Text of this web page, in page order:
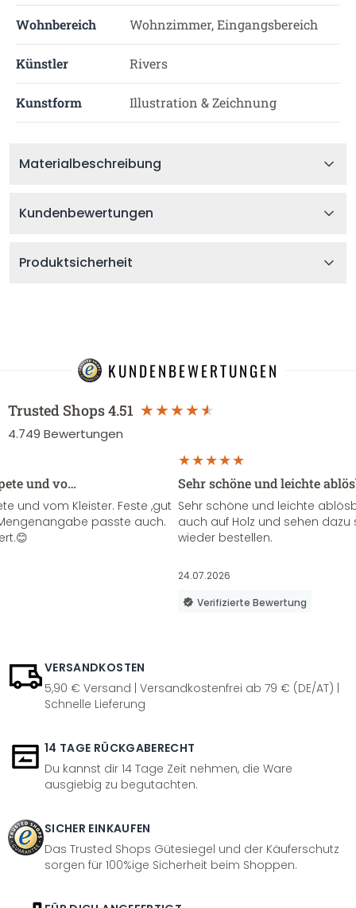
Wohnbereich Wohnzimmer, Eingangsbereich
Künstler Rivers
Kunstform Illustration & Zeichnung
Materialbeschreibung
Kundenbewertungen
Produktsicherheit
KUNDENBEWERTUNGEN
Trusted Shops4.51
4.749 Bewertungen
und vo…
und vom Kleister. Feste ,gut
passte auch.
Sehr schöne und leichte
Sehr schöne und leichte
auch auf Holz und sehen
wieder bestellen.
24.07.2026
Verifizierte Bewertung
VERSANDKOSTEN
5,90 € Versand | Versandkostenfrei ab 79 € (DE/AT) |
Schnelle Lieferung
14 TAGE RÜCKGABERECHT
Du kannst dir 14 Tage Zeit nehmen, die Ware
ausgiebig zu begutachten.
SICHER EINKAUFEN
Das Trusted Shops Gütesiegel und der Käuferschutz
sorgen für 100%ige Sicherheit beim Shoppen.